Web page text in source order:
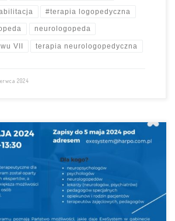
#terapia logopedyczna
neurologopeda
VII terapia neurologopedyczna
2024
udział w warsztatach EXESYSTEM
terapii funkcji poznawczych 🏋
pracowni
Dla kogo?
deficyty
afazja i inne zaburzenia mowy, języka ,
mózgu udary
mgła pocovidowa